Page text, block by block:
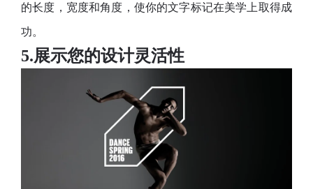
的长度，宽度和角度，使你的文字标记在美学上取得成
功。
5.展示您的设计灵活性